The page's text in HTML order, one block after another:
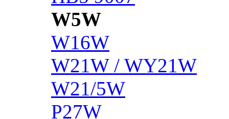
W5W
W16W
W21W / WY21W
W21/5W
P27W